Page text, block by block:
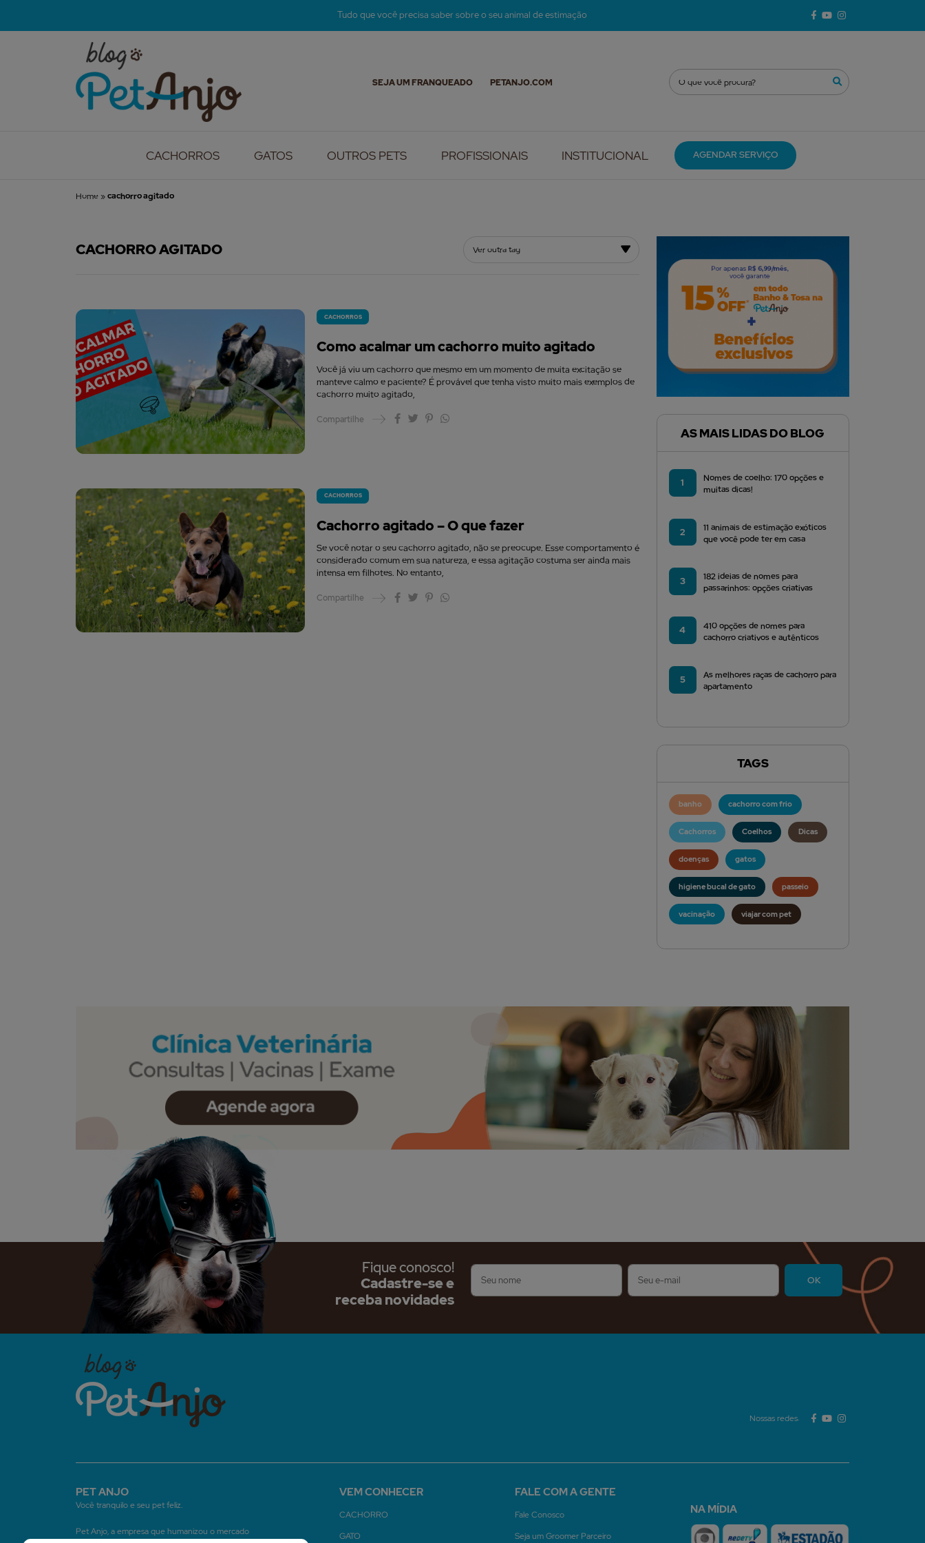
Tudo que você precisa saber sobre o seu animal de estimação
SEJA UM FRANQUEADO PETANJO.COM
CACHORROS GATOS OUTROS PETS PROFISSIONAIS INSTITUCIONAL AGENDAR SERVIÇO
Home »cachorro agitado
CACHORRO AGITADO
CACHORROS
Como acalmar um cachorro muito agitado
Você já viu um cachorro que mesmo em um momento de muita excitação se
manteve calmo e paciente? É provável que tenha visto muito mais exemplos de
cachorro muito agitado,
Compartilhe
CACHORROS
Cachorro agitado – O que fazer
Se você notar o seu cachorro agitado, não se preocupe. Esse comportamento é
considerado comum em sua natureza, e essa agitação costuma ser ainda mais
intensa em filhotes. No entanto,
Compartilhe
AS MAIS LIDAS DO BLOG
1
Nomes de coelho: 170 opções e
muitas dicas!
2
11 animais de estimação exóticos
que você pode ter em casa
3
182 ideias de nomes para
passarinhos: opções criativas
4
410 opções de nomes para
cachorro criativos e autênticos
5
As melhores raças de cachorro para
apartamento
TAGS
banho cachorro com frio
Cachorros Coelhos Dicas
doenças gatos
higiene bucal de gato passeio
vacinação viajar com pet
Fique conosco!
Cadastre-se e
receba novidades
Nossas redes:
PET ANJO
Você tranquilo e seu pet feliz.
Pet Anjo, a empresa que humanizou o mercado
VEM CONHECER
CACHORRO
GATO
FALE COM A GENTE
Fale Conosco
Seja um Groomer Parceiro
NA MÍDIA